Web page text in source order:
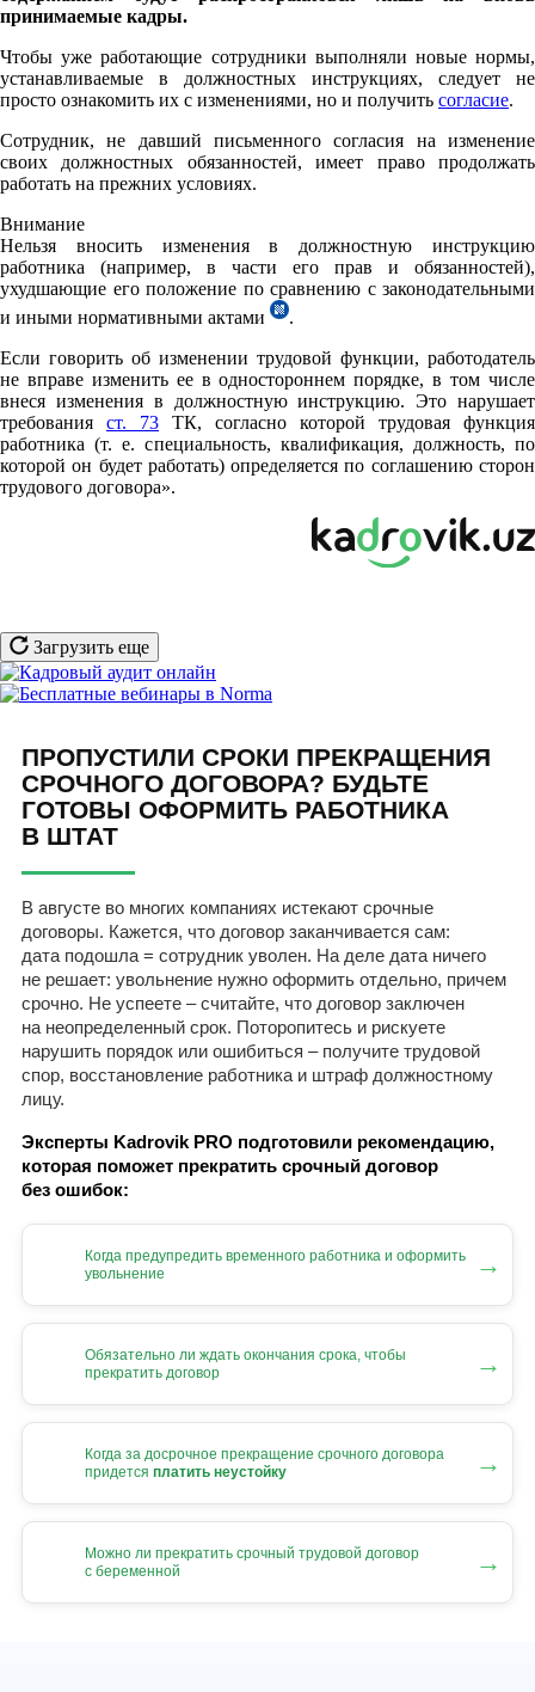
принимаемые кадры.
Чтобы уже работающие сотрудники выполняли новые нормы,
устанавливаемые в должностных инструкциях, следует не
просто ознакомить их с изменениями, но и получить согласие.
Сотрудник, не давший письменного согласия на изменение
своих должностных обязанностей, имеет право продолжать
работать на прежних условиях.
Внимание
Нельзя вносить изменения в должностную инструкцию
работника (например, в части его прав и обязанностей),
ухудшающие его положение по сравнению с законодательными
и иными нормативными актами
.
Если говорить об изменении трудовой функции, работодатель
не вправе изменить ее в одностороннем порядке, в том числе
внеся изменения в должностную инструкцию. Это нарушает
требования ст. 73 ТК, согласно которой трудовая функция
работника (т. е. специальность, квалификация, должность, по
которой он будет работать) определяется по соглашению сторон
трудового договора».
Загрузить еще
ПРОПУСТИЛИ СРОКИ ПРЕКРАЩЕНИЯ
СРОЧНОГО ДОГОВОРА? БУДЬТЕ
ГОТОВЫ ОФОРМИТЬ РАБОТНИКА
В ШТАТ
В августе во многих компаниях истекают срочные
договоры. Кажется, что договор заканчивается сам:
дата подошла = сотрудник уволен. На деле дата ничего
не решает: увольнение нужно оформить отдельно, причем
срочно. Не успеете – считайте, что договор заключен
на неопределенный срок. Поторопитесь и рискуете
нарушить порядок или ошибиться – получите трудовой
спор, восстановление работника и штраф должностному
лицу.
Эксперты Kadrovik PRO подготовили рекомендацию,
которая поможет прекратить срочный договор
без ошибок:
Когда предупредить временного работника и оформить
увольнение
→
Обязательно ли ждать окончания срока, чтобы
прекратить договор
→
Когда за досрочное прекращение срочного договора
придется платить неустойку →
Можно ли прекратить срочный трудовой договор
с беременной
→